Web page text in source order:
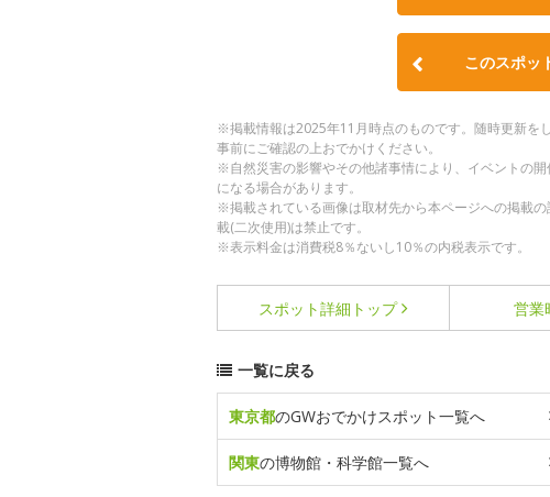
このスポッ
※掲載情報は2025年11月時点のものです。随時更新を
事前にご確認の上おでかけください。
※自然災害の影響やその他諸事情により、イベントの
になる場合があります。
※掲載されている画像は取材先から本ページへの掲載
載(二次使用)は禁止です。
※表示料金は消費税8％ないし10％の内税表示です。
スポット詳細 トップ 営業
一覧に戻る
東京都のGWおでかけスポット一覧へ
関東の博物館・科学館一覧へ